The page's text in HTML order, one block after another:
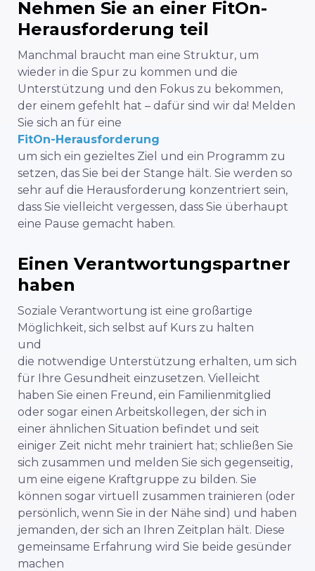
Nehmen Sie an einer FitOn-
Herausforderung teil
Manchmal braucht man eine Struktur, um
wieder in die Spur zu kommen und die
Unterstützung und den Fokus zu bekommen,
der einem gefehlt hat – dafür sind wir da! Melden
Sie sich an für eine
FitOn-Herausforderung
um sich ein gezieltes Ziel und ein Programm zu
setzen, das Sie bei der Stange hält. Sie werden so
sehr auf die Herausforderung konzentriert sein,
dass Sie vielleicht vergessen, dass Sie überhaupt
eine Pause gemacht haben.
Einen Verantwortungspartner
haben
Soziale Verantwortung ist eine großartige
Möglichkeit, sich selbst auf Kurs zu halten
und
die notwendige Unterstützung erhalten, um sich
für Ihre Gesundheit einzusetzen. Vielleicht
haben Sie einen Freund, ein Familienmitglied
oder sogar einen Arbeitskollegen, der sich in
einer ähnlichen Situation befindet und seit
einiger Zeit nicht mehr trainiert hat; schließen Sie
sich zusammen und melden Sie sich gegenseitig,
um eine eigene Kraftgruppe zu bilden. Sie
können sogar virtuell zusammen trainieren (oder
persönlich, wenn Sie in der Nähe sind) und haben
jemanden, der sich an Ihren Zeitplan hält. Diese
gemeinsame Erfahrung wird Sie beide gesünder
machen